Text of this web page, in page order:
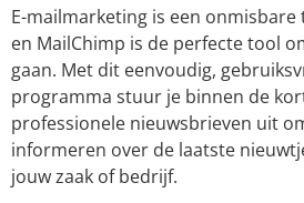
E-mailmarketing is een
en MailChimp is de perfecte tool
gaan. Met dit eenvoudig,
programma stuur je binnen de
professionele nieuwsbrieven uit
informeren over de laatste
jouw zaak of bedrijf.